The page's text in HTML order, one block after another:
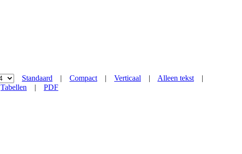
Standaard | Compact| Verticaal | Alleen tekst|
Tabellen | PDF